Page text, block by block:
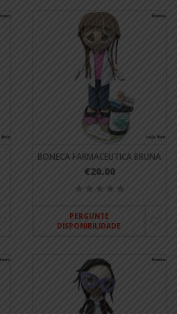
BONECA FARMACEUTICA BRUNA
€20.00
PERGUNTE
DISPONIBILIDADE